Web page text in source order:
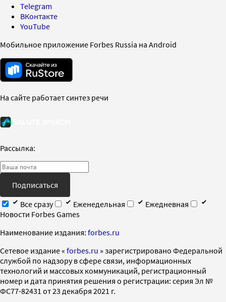
Telegram
ВКонтакте
YouTube
Мобильное приложение Forbes Russia на Android
На сайте работает синтез речи
Рассылка:
Подписаться
Все сразу
Еженедельная
Ежедневная
Новости Forbes Games
Наименование издания: forbes.ru
Cетевое издание « forbes.ru » зарегистрировано Федеральной
службой по надзору в сфере связи, информационных
технологий и массовых коммуникаций, регистрационный
номер и дата принятия решения о регистрации: серия Эл №
ФС77-82431 от 23 декабря 2021 г.